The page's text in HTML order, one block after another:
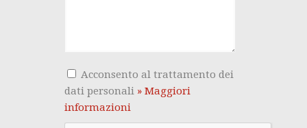
Acconsento al trattamento dei
dati personali » Maggiori
informazioni